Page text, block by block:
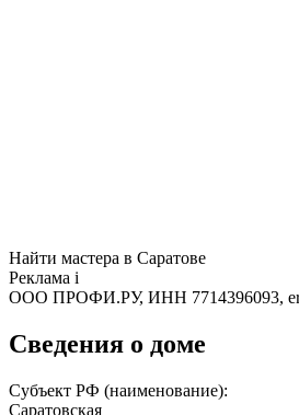
Найти мастера в Саратове
Реклама i
ООО ПРОФИ.РУ, ИНН 7714396093,
Сведения о доме
Субъект РФ (наименование):
Саратовская